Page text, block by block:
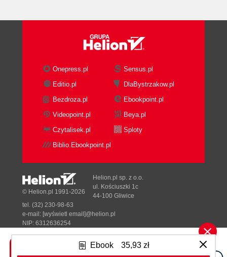
Ebook 35,93 zł
Onepress.pl
Sensus.pl
Editio.pl
DlaBystrzakow.pl
Bezdroza.pl
Ebookpoint.pl
Videopoint.pl
Beya.pl
Czytalisek.pl
Sploty
Biblio.Ebookpoint.pl
Tonik.pl
© Helion.pl 1991-2026
Helion.pl sp. z o.o.
ul. Kościuszki 1c
44-100 Gliwice
tel. (32) 230-98-63
e-mail: [wyświetl email]@helion.pl
NIP: 6312636254